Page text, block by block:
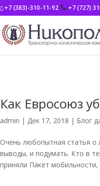
+7 (383)-310-11-92 +7 (727)
Как Евросоюз
admin |Дек 17, 2018 | Блог
Очень любопытная статья о
выводы, и подумать. Кто в
приняли Пакет